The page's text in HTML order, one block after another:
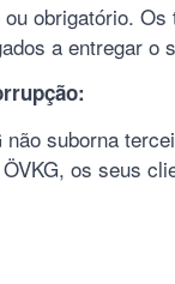
obrigatório.
a entregar
não suborna
os seus